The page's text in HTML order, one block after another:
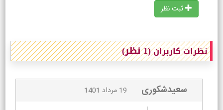
ثبت نظر
نظرات کاربران(1 نظر)
سعیدشکوری 19 مرداد 1401